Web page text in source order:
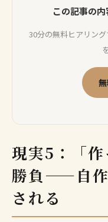
この記事の
30分の無料ヒアリン
現実5：「
勝負——自作
される